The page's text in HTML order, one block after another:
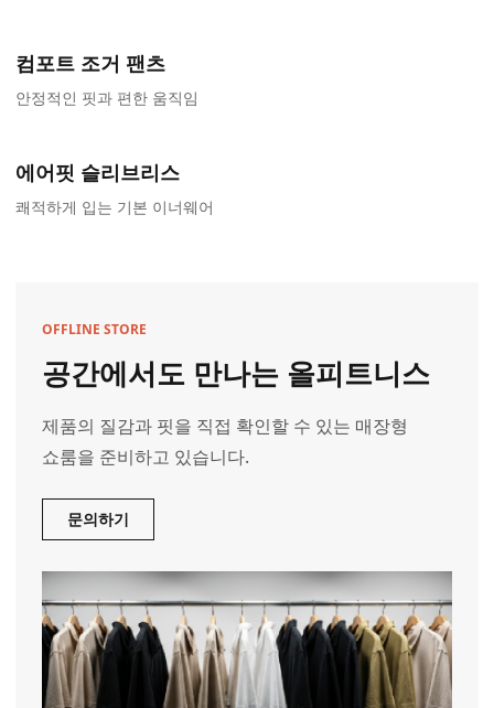
컴포트 조거 팬츠
안정적인 핏과 편한 움직임
에어핏 슬리브리스
쾌적하게 입는 기본 이너웨어
OFFLINE STORE
공간에서도 만나는 올피트니스
제품의 질감과 핏을 직접 확인할 수 있는 매장형
쇼룸을 준비하고 있습니다.
문의하기